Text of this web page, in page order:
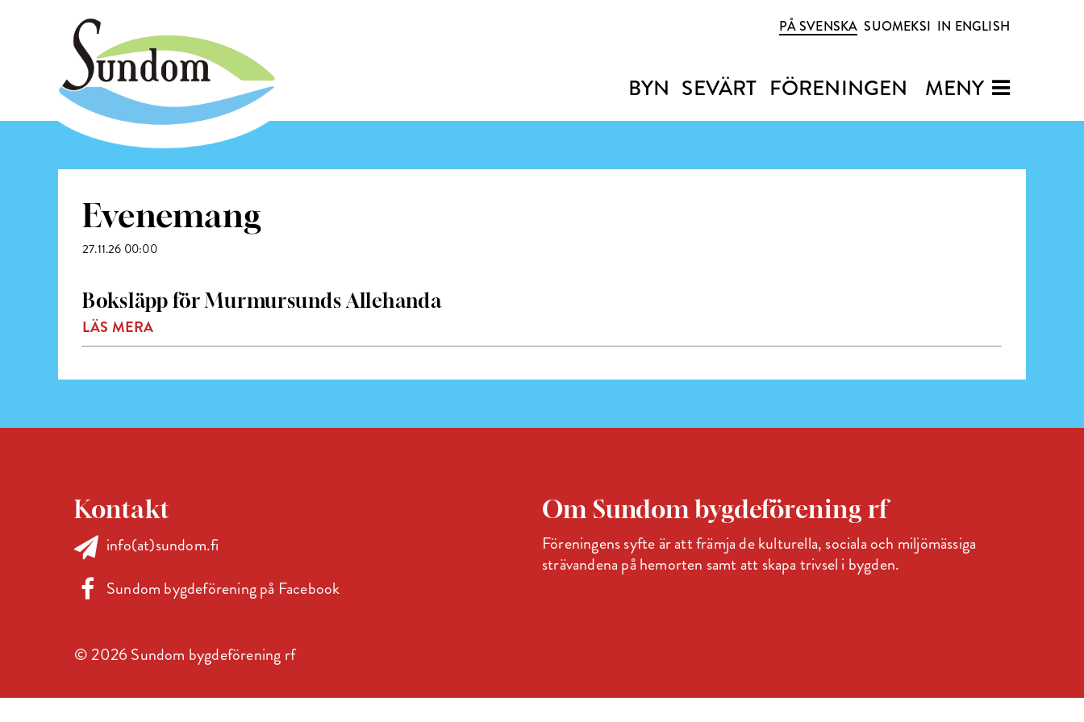
PÅ SVENSKA SUOMEKSI IN ENGLISH
BYN SEVÄRT FÖRENINGEN MENY
Evenemang
27.11.26 00:00
Boksläpp för Murmursunds Allehanda
LÄS MERA
Kontakt
info(at)sundom.fi
Sundom bygdeförening på Facebook
Om Sundom bygdeförening rf
Föreningens syfte är att främja de kulturella, sociala och miljömässiga
strävandena på hemorten samt att skapa trivsel i bygden.
© 2026 Sundom bygdeförening rf